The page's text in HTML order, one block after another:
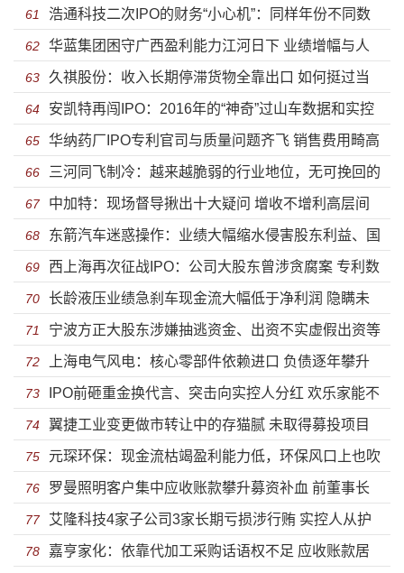
价格波动上下起舞
61 浩通科技二次IPO的财务“小心机”：同样年份不同数
据 完美避开申报期
62 华蓝集团困守广西盈利能力江河日下 业绩增幅与人
均创收远低于同行投资价值偏弱
63 久祺股份：收入长期停滞货物全靠出口 如何挺过当
下全面收缩的外部世界
64 安凯特再闯IPO：2016年的“神奇”过山车数据和实控
人家族的蹊跷股权
65 华纳药厂IPO专利官司与质量问题齐飞 销售费用畸高
利润猛跌
66 三河同飞制冷：越来越脆弱的行业地位，无可挽回的
毛利率下降
67 中加特：现场督导揪出十大疑问 增收不增利高层间
“利益输送”纠缠不清
68 东箭汽车迷惑操作：业绩大幅缩水侵害股东利益、国
际市场乏力仍野心勃勃扩大产能
69 西上海再次征战IPO：公司大股东曾涉贪腐案 专利数
据存猫腻
70 长龄液压业绩急刹车现金流大幅低于净利润 隐瞒未
披露信息股权高度集中隐患显现
71 宁波方正大股东涉嫌抽逃资金、出资不实虚假出资等
“空手套白狼”暴露上市不了了之？
72 上海电气风电：核心零部件依赖进口 负债逐年攀升
独立分拆上市前路几何？
73 IPO前砸重金换代言、突击向实控人分红 欢乐家能不
能“欢乐”IPO？
74 翼捷工业变更做市转让中的存猫腻 未取得募投项目
用地及尴尬的临时工
75 元琛环保：现金流枯竭盈利能力低，环保风口上也吹
不动
76 罗曼照明客户集中应收账款攀升募资补血 前董事长
蹊跷离职或与行贿有关
77 艾隆科技4家子公司3家长期亏损涉行贿 实控人从护
士直接到国企副总研发逐年下降
78 嘉亨家化：依靠代加工采购话语权不足 应收账款居